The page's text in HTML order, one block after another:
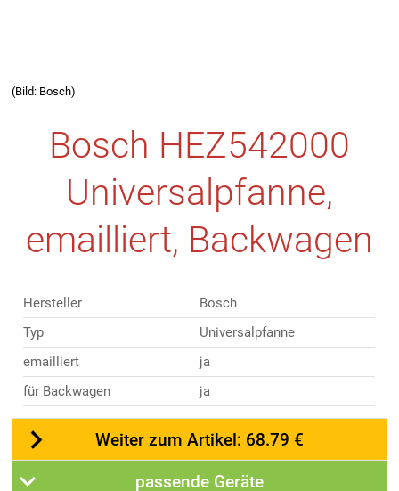
(Bild: Bosch)
Bosch HEZ542000
Universalpfanne,
emailliert, Backwagen
Hersteller
Bosch
Typ
Universalpfanne
emailliert
ja
für Backwagen
ja
Weiter zum Artikel: 68.79 €
passende Geräte